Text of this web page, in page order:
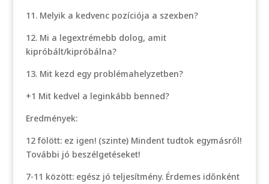
11. Melyik a kedvenc pozíciója a szexben?
12. Mi a legextrémebb dolog, amit
kipróbált/kipróbálna?
13. Mit kezd egy problémahelyzetben?
+1 Mit kedvel a leginkább benned?
Eredmények:
12 fölött: ez igen! (szinte) Mindent tudtok egymásról!
További jó beszélgetéseket!
7-11 között: egész jó teljesítmény. Érdemes időnként